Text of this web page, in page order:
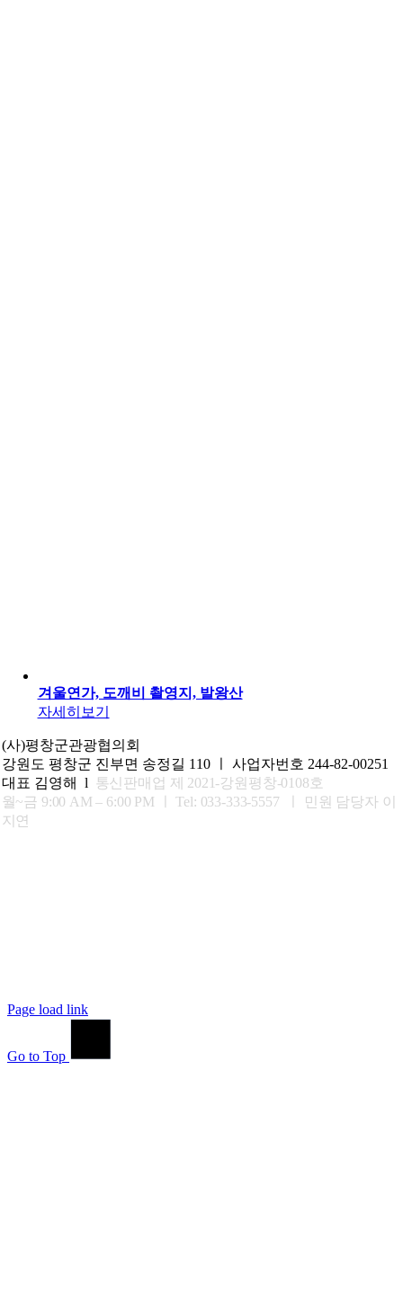
겨울연가, 도깨비 촬영지, 발왕산
자세히보기
(사)평창군관광협의회
강원도 평창군 진부면 송정길 110 ㅣ 사업자번호 244-82-00251
대표 김영해 l 통신판매업 제 2021-강원평창-0108호
월~금 9:00 AM – 6:00 PM ㅣTel: 033-333-5557 ㅣ 민원 담당자 이
지연
Page load link
Go to Top